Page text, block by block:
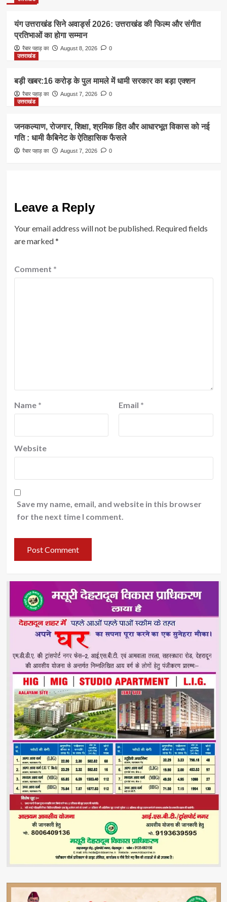
यंग उत्तराखंड सिने अवार्ड्स 2026: उत्तराखंड की फिल्म और संगीत
प्रतिभाओं का होगा सम्मान
रैबार पहाड़ का August 8, 2026
0
उत्तराखंड
बड़ी खबर:16 करोड़ के पुल मामले में धामी सरकार का बड़ा एक्शन
रैबार पहाड़ का August 7, 2026
0
उत्तराखंड
जनकल्याण, रोजगार, शिक्षा, श्रमिक हित और आधारभूत विकास को नई
गति : धामी कैबिनेट के ऐतिहासिक फैसले
रैबार पहाड़ का August 7, 2026 0
Leave a Reply
Your email address will not be published. Required fields
are marked*
Comment *
Name * Email *
Website
Save my name, email, and website in this browser
for the next time I comment.